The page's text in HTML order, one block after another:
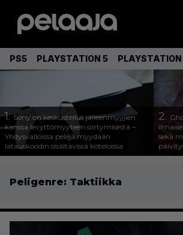
PS5 PLAYSTATION 5 PLAYSTATION
1.Sony on keskustellut jälleenmyyjien
kanssa levyttömyyteen siirtymisestä –
Yhdysvalloissa pelejä myydään
latauskoodin sisältävissä koteloissa
2.
sekä
Peligenre: Taktiikka